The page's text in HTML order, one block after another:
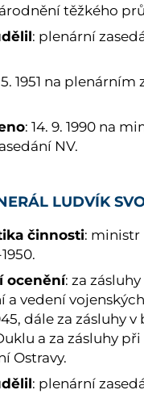
těžkého
: plenární
5. 1951 na plenárním
: 14. 9. 1990 na
NV.
LUDVÍK
činnosti: ministr
ocenění: za zásluhy
a vedení
dále za zásluhy
a za zásluhy při
Ostravy.
: plenární